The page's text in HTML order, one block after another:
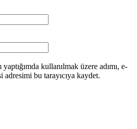
kullanılmak üzere adımı, e-
bu tarayıcıya kaydet.